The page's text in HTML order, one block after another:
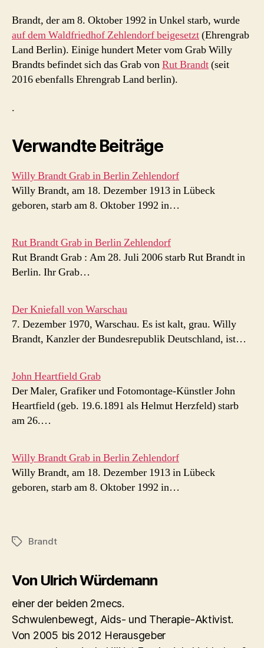
Brandt, der am 8. Oktober 1992 in Unkel starb, wurde
auf dem Waldfriedhof Zehlendorf beigesetzt(Ehrengrab
Land Berlin). Einige hundert Meter vom Grab Willy
Brandts befindet sich das Grab vonRut Brandt(seit
2016 ebenfalls Ehrengrab Land berlin).
.
Verwandte Beiträge
Willy Brandt Grab in Berlin Zehlendorf
Willy Brandt, am 18. Dezember 1913 in Lübeck
geboren, starb am 8. Oktober 1992 in…
Rut Brandt Grab in Berlin Zehlendorf
Rut Brandt Grab : Am 28. Juli 2006 starb Rut Brandt in
Berlin. Ihr Grab…
Der Kniefall von Warschau
7. Dezember 1970, Warschau. Es ist kalt, grau. Willy
Brandt, Kanzler der Bundesrepublik Deutschland, ist…
John Heartfield Grab
Der Maler, Grafiker und Fotomontage-Künstler John
Heartfield (geb. 19.6.1891 als Helmut Herzfeld) starb
am 26.…
Willy Brandt Grab in Berlin Zehlendorf
Willy Brandt, am 18. Dezember 1913 in Lübeck
geboren, starb am 8. Oktober 1992 in…
Schlagwörter
Brandt
Von Ulrich Würdemann
einer der beiden 2mecs.
Schwulenbewegt, Aids- und Therapie-Aktivist.
Von 2005 bis 2012 Herausgeber